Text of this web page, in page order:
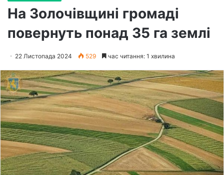
На Золочівщині громаді
повернуть понад 35 га землі
22 Листопада 2024 529 час читання: 1 хвилина